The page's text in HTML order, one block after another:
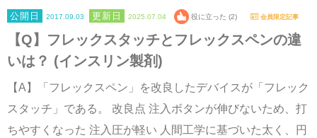
2017.09.03 2025.07.04 役に立った (2) 会員限定記事
【Q】フレックスタッチとフレックスペンの違
いは？ (インスリン製剤)
【A】「フレックスペン」を改良したデバイスが「フレック
スタッチ」である。 改良点 注入ボタンが伸びないため、打
ちやすくなった 注入圧が軽い 人間工学に基づいた太く、円